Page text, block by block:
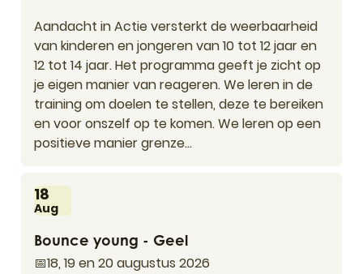
Aandacht in Actie versterkt de weerbaarheid
van kinderen en jongeren van 10 tot 12 jaar en
12 tot 14 jaar. Het programma geeft je zicht op
je eigen manier van reageren. We leren in de
training om doelen te stellen, deze te bereiken
en voor onszelf op te komen. We leren op een
positieve manier grenze...
Di
18
Aug
Bounce young - Geel
📅18, 19 en 20 augustus 2026